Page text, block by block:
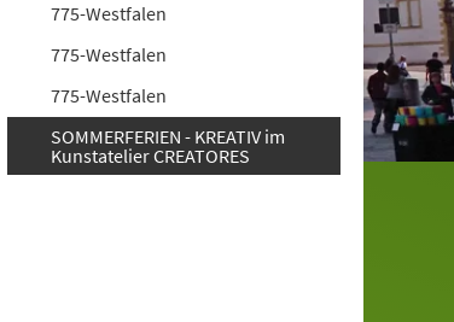
775-Westfalen
775-Westfalen
775-Westfalen
SOMMERFERIEN - KREATIV im
Kunstatelier CREATORES